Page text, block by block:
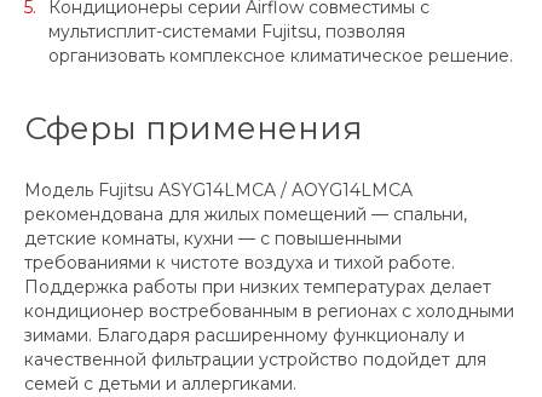
Кондиционеры серии Airflow совместимы с
мультисплит-системами Fujitsu, позволяя
организовать комплексное климатическое решение.
Сферы применения
Модель Fujitsu ASYG14LMCA / AOYG14LMCA
рекомендована для жилых помещений — спальни,
детские комнаты, кухни — с повышенными
требованиями к чистоте воздуха и тихой работе.
Поддержка работы при низких температурах делает
кондиционер востребованным в регионах с холодными
зимами. Благодаря расширенному функционалу и
качественной фильтрации устройство подойдет для
семей с детьми и аллергиками.